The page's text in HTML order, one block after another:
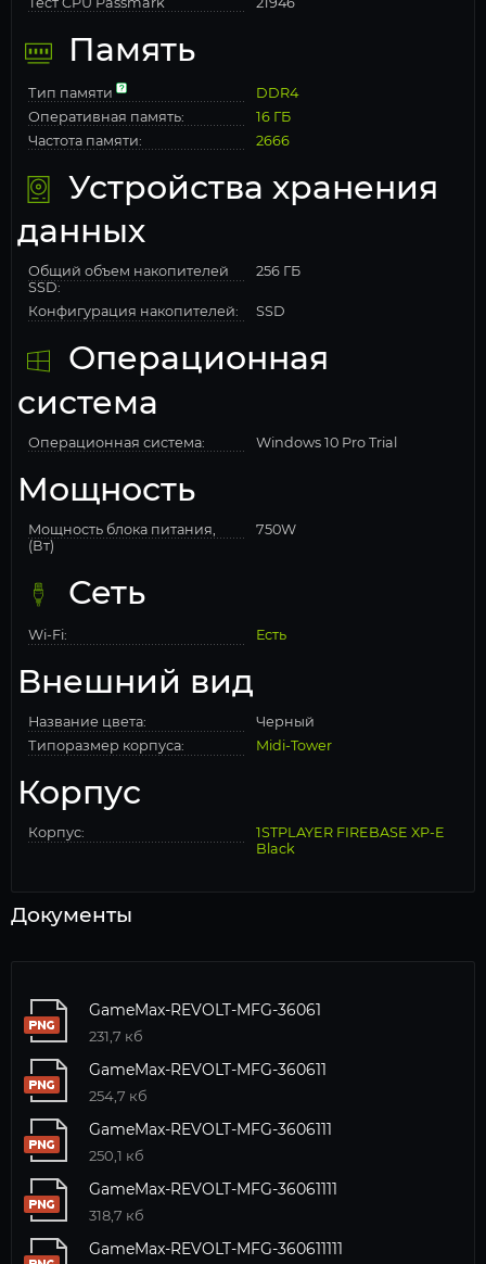
Память
Тип памяти
DDR4
Оперативная память:
16 ГБ
Частота памяти:
2666
Устройства хранения
данных
Общий объем накопителей
SSD:
256 ГБ
Конфигурация накопителей: SSD
Операционная
система
Операционная система: Windows 10 Pro Trial
Мощность
Мощность блока питания,
(Вт)
750W
Сеть
Wi-Fi: Есть
Внешний вид
Название цвета:
Черный
Типоразмер корпуса:
Midi-Tower
Корпус
Корпус:
1STPLAYER FIREBASE XP-E
Black
Документы
GameMax-REVOLT-MFG-36061
231,7 кб
GameMax-REVOLT-MFG-360611
254,7 кб
GameMax-REVOLT-MFG-3606111
250,1 кб
GameMax-REVOLT-MFG-36061111
318,7 кб
GameMax-REVOLT-MFG-360611111